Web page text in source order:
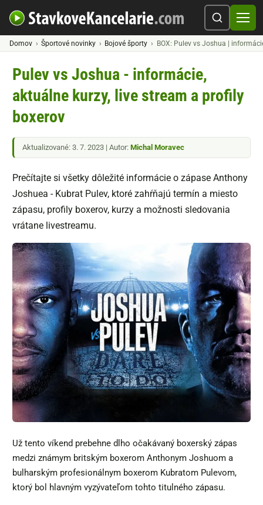
Domov Športové novinky Bojové športy BOX: Pulev vs Joshua |
Pulev vs Joshua - informácie,
aktuálne kurzy, live stream a profily
boxerov
Aktualizované: 3. 7. 2023 | Autor: Michal Moravec
Prečítajte si všetky dôležité informácie o zápase Anthony
Joshuea - Kubrat Pulev, ktoré zahŕňajú termín a miesto
zápasu, profily boxerov, kurzy a možnosti sledovania
vrátane livestreamu.
Už tento víkend prebehne dlho očakávaný boxerský zápas
medzi známym britským boxerom Anthonym Joshuom a
bulharským profesionálnym boxerom Kubratom Pulevom,
ktorý bol hlavným vyzývateľom tohto titulného zápasu.